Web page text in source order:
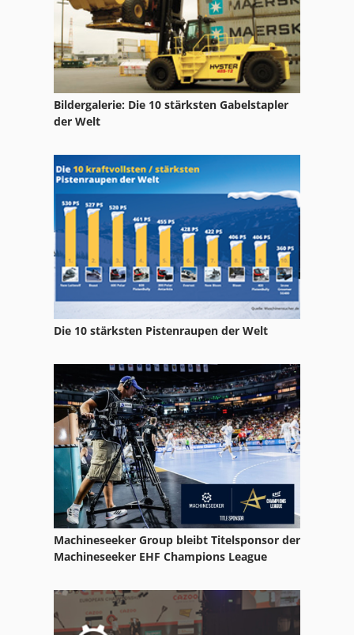
Still Elektrostapler
Still Exu 16
Still Fm 12
Still Fm 20
Still R 06
Still R 60 16
Bildergalerie: Die 10 stärksten Gabelstapler
der Welt
Die 10 stärksten Pistenraupen der Welt
Machineseeker Group bleibt Titelsponsor der
Machineseeker EHF Champions League